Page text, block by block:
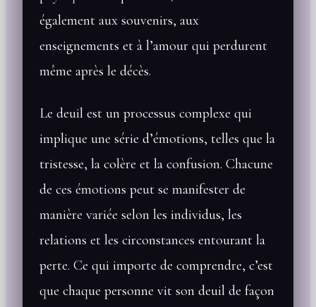
également aux souvenirs, aux
enseignements et à l’amour qui perdurent
même après le décès.
Le deuil est un processus complexe qui
implique une série d’émotions, telles que la
tristesse, la colère et la confusion. Chacune
de ces émotions peut se manifester de
manière variée selon les individus, les
relations et les circonstances entourant la
perte. Ce qui importe de comprendre, c’est
que chaque personne vit son deuil de façon